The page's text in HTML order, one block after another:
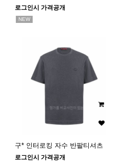
로그인시 가격공개
NEW
구* 인터로킹 자수 반팔티셔츠
로그인시 가격공개